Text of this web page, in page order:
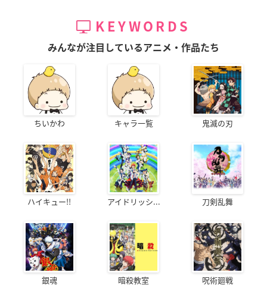
KEYWORDS
みんなが注目しているアニメ・作品たち
ちいかわ キャラ一覧 鬼滅の刃
ハイキュー!! アイドリッシ... 刀剣乱舞
銀魂 暗殺教室 呪術廻戦